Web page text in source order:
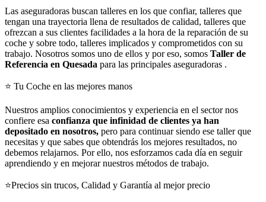
Las aseguradoras buscan talleres en los que confiar, talleres que
tengan una trayectoria llena de resultados de calidad, talleres que
ofrezcan a sus clientes facilidades a la hora de la reparación de su
coche y sobre todo, talleres implicados y comprometidos con su
trabajo. Nosotros somos uno de ellos y por eso, somos Taller de
Referencia en Quesada para las principales aseguradoras .
⭐ Tu Coche en las mejores manos
Nuestros amplios conocimientos y experiencia en el sector nos
confiere esa confianza que infinidad de clientes ya han
depositado en nosotros, pero para continuar siendo ese taller que
necesitas y que sabes que obtendrás los mejores resultados, no
debemos relajarnos. Por ello, nos esforzamos cada día en seguir
aprendiendo y en mejorar nuestros métodos de trabajo.
⭐Precios sin trucos, Calidad y Garantía al mejor precio